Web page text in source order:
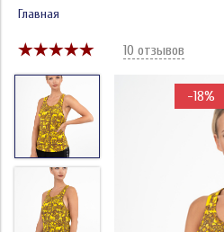
Главная
10 отзывов
-18%